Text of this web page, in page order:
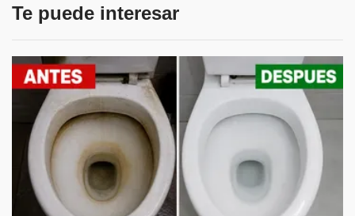
Te puede interesar